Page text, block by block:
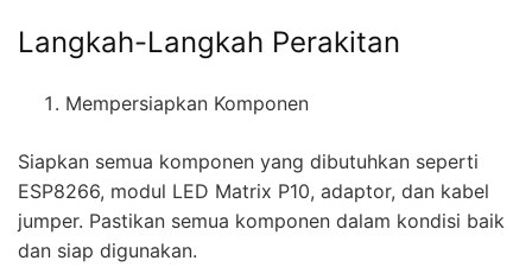
Langkah-Langkah Perakitan
Mempersiapkan Komponen
Siapkan semua komponen yang dibutuhkan seperti
ESP8266, modul LED Matrix P10, adaptor, dan kabel
jumper. Pastikan semua komponen dalam kondisi baik
dan siap digunakan.